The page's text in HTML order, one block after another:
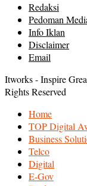
Redaksi
Pedoman
Info Iklan
Disclaimer
Email
Itworks - Inspire
Rights Reserved
Home
TOP Digital
Business
Telco
Digital
E-Gov